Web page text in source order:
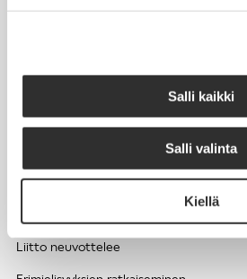
Salli kaikki
Salli valinta
Kiellä
Kesätyöntekijän työehdot ja palkkaus
EDUNVALVONTA
Liitto neuvottelee